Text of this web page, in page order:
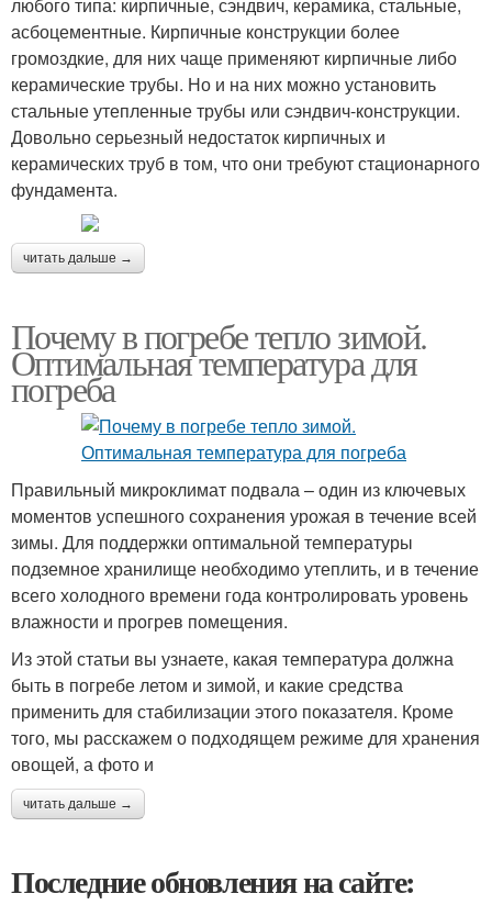
любого типа: кирпичные, сэндвич, керамика, стальные,
асбоцементные. Кирпичные конструкции более
громоздкие, для них чаще применяют кирпичные либо
керамические трубы. Но и на них можно установить
стальные утепленные трубы или сэндвич-конструкции.
Довольно серьезный недостаток кирпичных и
керамических труб в том, что они требуют стационарного
фундамента.
читать дальше →
Почему в погребе тепло зимой.
Оптимальная температура для
погреба
Правильный микроклимат подвала – один из ключевых
моментов успешного сохранения урожая в течение всей
зимы. Для поддержки оптимальной температуры
подземное хранилище необходимо утеплить, и в течение
всего холодного времени года контролировать уровень
влажности и прогрев помещения.
Из этой статьи вы узнаете, какая температура должна
быть в погребе летом и зимой, и какие средства
применить для стабилизации этого показателя. Кроме
того, мы расскажем о подходящем режиме для хранения
овощей, а фото и
читать дальше →
Последние обновления на сайте: